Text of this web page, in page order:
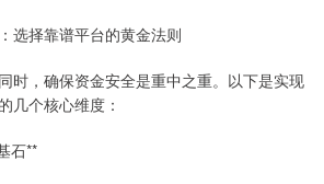
选择靠谱平台的黄金法则
时，确保资金安全是重中之重。以下是实现
几个核心维度：
石**